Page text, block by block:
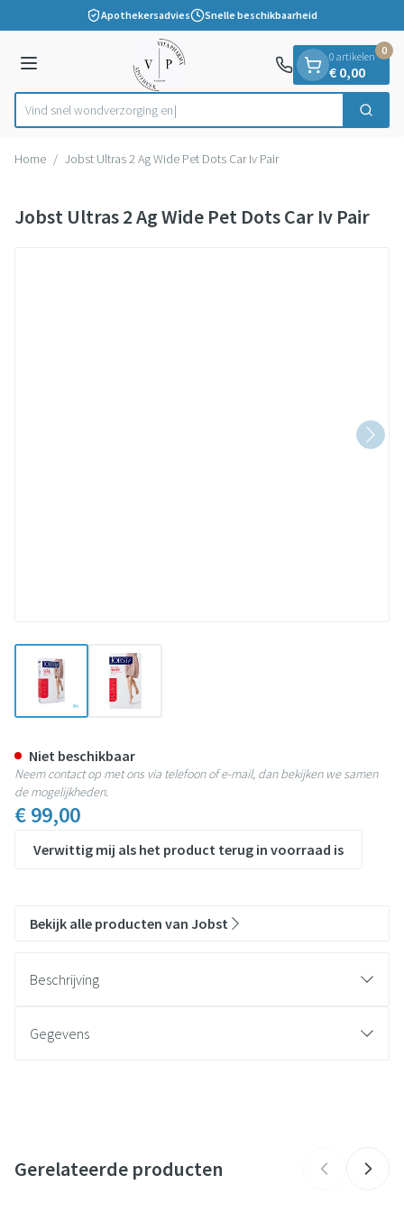
Ga naar de inhoudApothekersadvies Snelle beschikbaarheid
Menu
Product, merk, categorie...
Vind snel wondverzor Zoek
0 artikelen
€ 0,00
0
Home / Jobst Ultras 2 Ag Wide Pet Dots Car Iv Pair
Jobst Ultras 2 Ag Wide Pet Dots Car Iv Pair
View larger imageView larger image
€ 99,00
Verwittig mij als het product terug in voorraad is
Niet beschikbaar
Neem contact op met ons via telefoon of e-mail, dan bekijken we samen
de mogelijkheden.
Bekijk alle producten van Jobst
Beschrijving
Gegevens
Merken Jobst
Gerelateerde producten